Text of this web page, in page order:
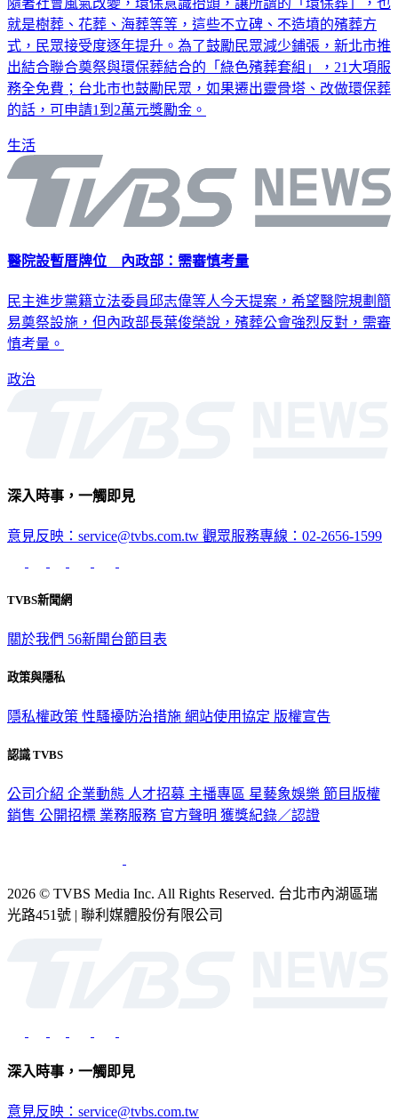
就是樹葬、花葬、海葬等等，這些不立碑、不造墳的殯葬方
式，民眾接受度逐年提升。為了鼓勵民眾減少鋪張，新北市推
出結合聯合奠祭與環保葬結合的「綠色殯葬套組」，21大項服
務全免費；台北市也鼓勵民眾，如果遷出靈骨塔、改做環保葬
的話，可申請1到2萬元獎勵金。
生活
醫院設暫厝牌位 內政部：需審慎考量
民主進步黨籍立法委員邱志偉等人今天提案，希望醫院規劃簡
易奠祭設施，但內政部長葉俊榮說，殯葬公會強烈反對，需審
慎考量。
政治
深入時事，一觸即見
意見反映：service@tvbs.com.tw 觀眾服務專線：02-2656-1599
TVBS新聞網
關於我們 56新聞台節目表
政策與隱私
隱私權政策 性騷擾防治措施 網站使用協定 版權宣告
認識 TVBS
公司介紹 企業動態 人才招募 主播專區 星藝象娛樂 節目版權
銷售 公開招標 業務服務 官方聲明 獲獎紀錄／認證
2026 © TVBS Media Inc. All Rights Reserved. 台北市內湖區瑞
光路451號 | 聯利媒體股份有限公司
深入時事，一觸即見
意見反映：service@tvbs.com.tw